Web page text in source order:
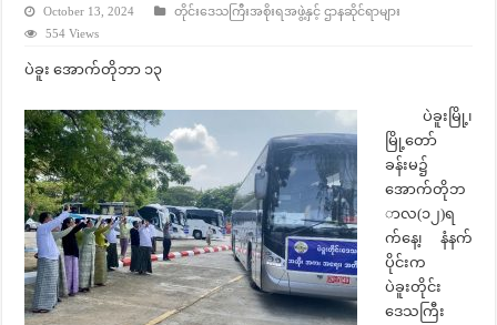
October 13, 2024
တိုင်းဒေသကြီးအစိုးရအဖွဲ့နှင့် ဌာနဆိုင်ရာများ
554 Views
ပဲခူး အောက်တိုဘာ ၁၃
ပဲခူးမြို့၊
မြို့တော်
ခန်းမ၌
အောက်တိုဘ
ာလ(၁၂)ရ
က်နေ့၊ နံနက်
ပိုင်းက
ပဲခူးတိုင်း
ဒေသကြီး